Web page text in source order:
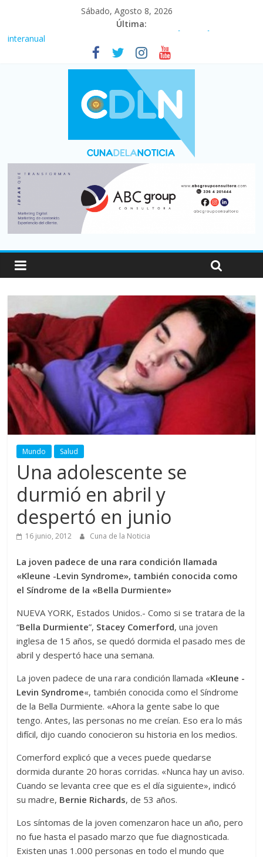
Sábado, Agosto 8, 2026
Última:
Fuerte caída de la venta de autos usados en julio: bajó un 12,6%
Central venció 1 a 0 al River de Coudet en el Monumental
La morosidad alcanzó su nivel más alto en dos décadas y ya
afecta a 400 mil deudores en Santa Fe
Desde que asumió Milei cerraron 41.000 kioscos: el sector
denuncia crisis como en 2001
Vacaciones de invierno con más movimiento y consumo
turístico: 4,6 millones de personas viajaron por el país, un 5,9%
Mundo Salud
Una adolescente se
durmió en abril y
despertó en junio
16 junio, 2012 Cuna de la Noticia
La joven padece de una rara condición llamada
«Kleune -Levin Syndrome», también conocida como
el Síndrome de la «Bella Durmiente»
NUEVA YORK, Estados Unidos.- Como si se tratara de la
“Bella Durmiente”, Stacey Comerford, una joven
inglesa de 15 años, se quedó dormida el pasado mes de
abril y despertó hace una semana.
La joven padece de una rara condición llamada «Kleune -
Levin Syndrome«, también conocida como el Síndrome
de la Bella Durmiente. «Ahora la gente sabe lo que
tengo. Antes, las personas no me creían. Eso era lo más
difícil, dijo cuando conocieron su historia en los medios.
Comerford explicó que a veces puede quedarse
dormida durante 20 horas corridas. «Nunca hay un aviso.
Cuando se levanta cree que es el día siguiente», indicó
su madre, Bernie Richards, de 53 años.
Los síntomas de la joven comenzaron hace un año, pero
no fue hasta el pasado marzo que fue diagnosticada.
Existen unas 1.000 personas en todo el mundo que